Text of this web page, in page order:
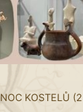
NOC KOSTELŮ